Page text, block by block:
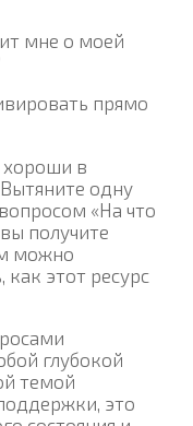
мне о моей
прямо
хороши в
одну
«На что
получите
можно
как этот ресурс
глубокой
темой
это